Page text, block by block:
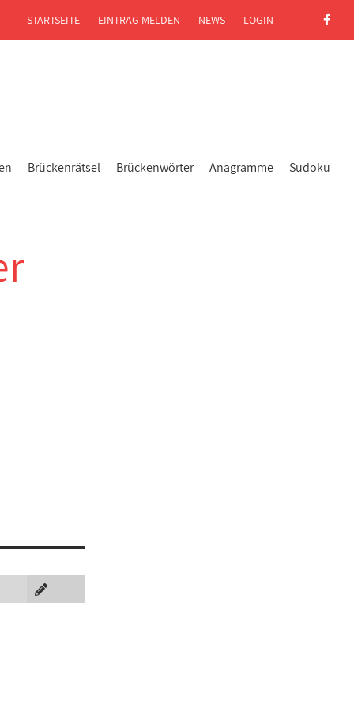
Brückenrätsel Brückenwörter Anagramme Sudoku
STARTSEITE EINTRAG MELDEN NEWS LOGIN